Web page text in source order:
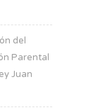
del
Parental
Juan